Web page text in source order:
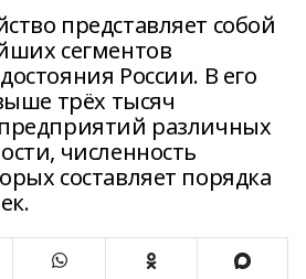
представляет собой
сегментов
России. В его
трёх тысяч
различных
численность
составляет порядка